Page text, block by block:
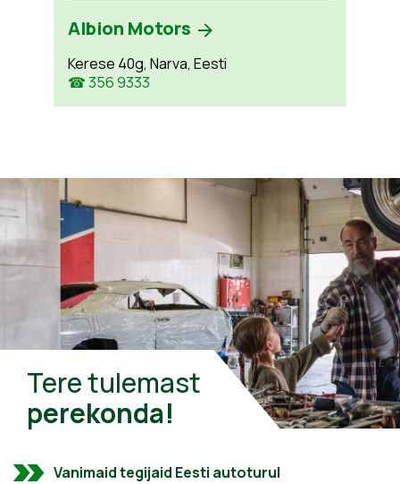
Albion Motors
Kerese 40g, Narva, Eesti
☎ 356 9333
Tere tulemast
perekonda!
Vanimaid tegijaid Eesti autoturul